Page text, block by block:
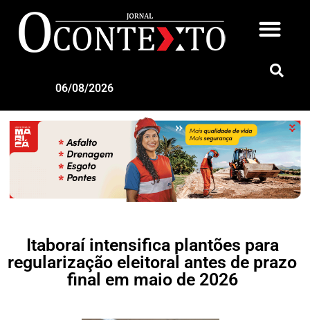
06/08/2026
Itaboraí intensifica plantões para
regularização eleitoral antes de prazo
final em maio de 2026